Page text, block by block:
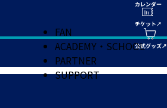
FAN
ACADEMY・SCHOOL
PARTNER
SUPPORT